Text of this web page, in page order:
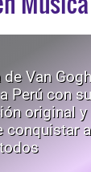
de Van Gogh
Perú con su
original y
conquistar a
todos